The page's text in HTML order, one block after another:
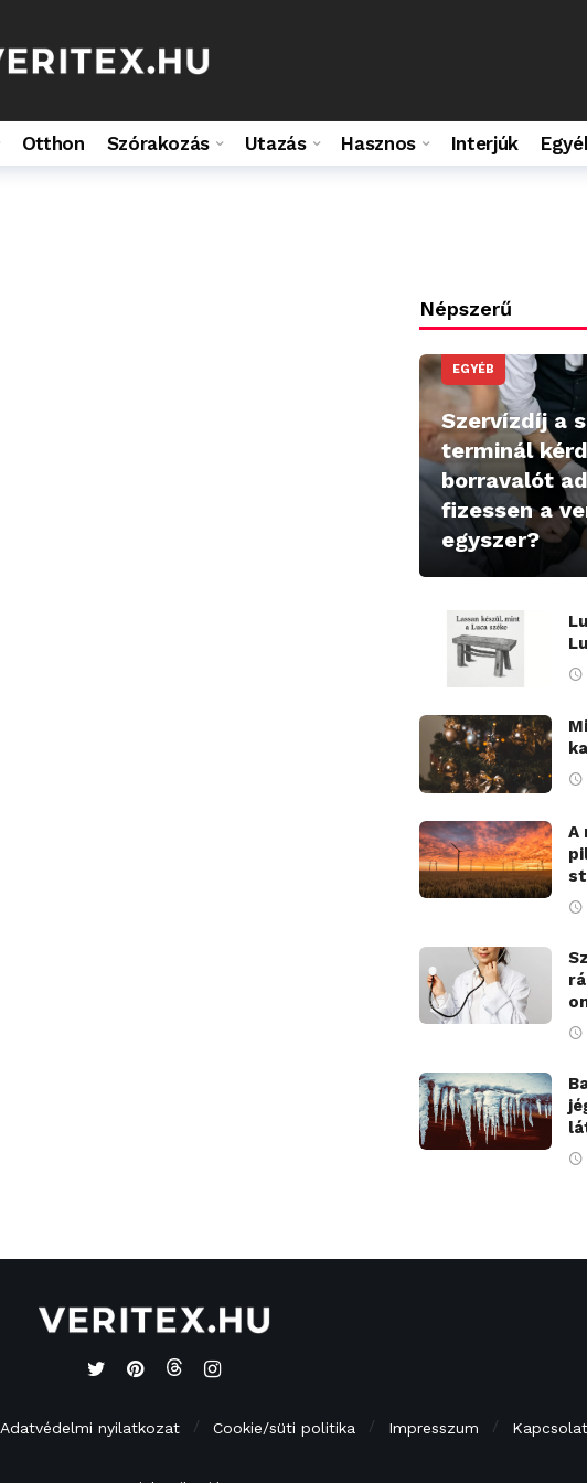
Otthon Szórakozás Utazás Hasznos Interjúk
Népszerű
EGYÉB
Szervízdíj a
terminál
borravalót
fizessen a
egyszer?
A
Adatvédelmi nyilatkozat Cookie/süti politika Impresszum Kapcsolat